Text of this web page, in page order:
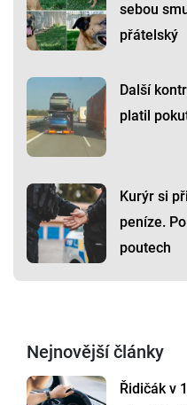
sebou
přátelský
Další
platil
Kurýr si
peníze.
poutech
Nejnovější články
Řidičák v